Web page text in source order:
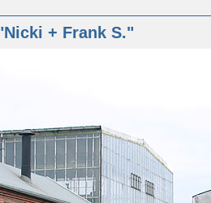
+ Frank S."